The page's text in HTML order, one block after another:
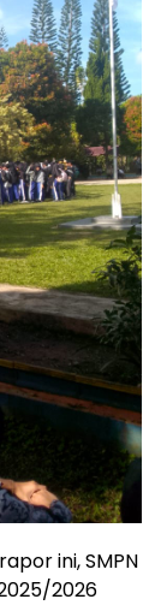
ini, SMPN
2026